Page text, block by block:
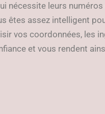
nécessite leurs
êtes assez intelligent
vos coordonnées, les
et vous rendent